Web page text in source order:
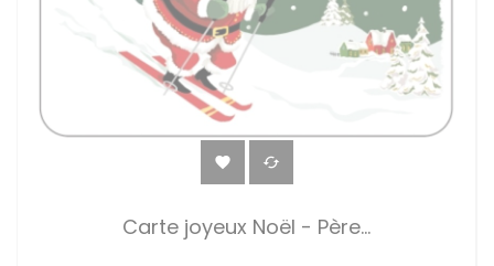
 
Carte joyeux Noël - Père...